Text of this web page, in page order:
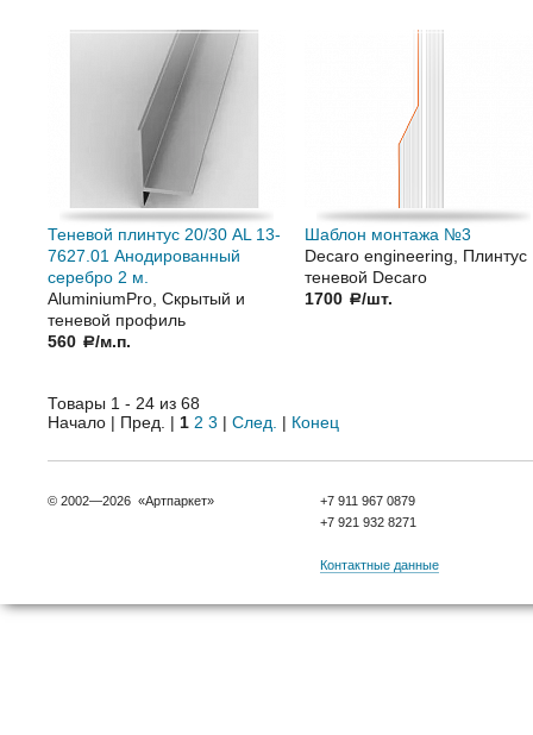
Теневой плинтус 20/30 AL 13-
7627.01 Анодированный
серебро 2 м.
AluminiumPro, Скрытый и
теневой профиль
560 a/м.п.
Шаблон монтажа №3
Decaro engineering, Плинтус
теневой Decaro
1700 a/шт.
Товары 1 - 24 из 68
Начало | Пред. | 1 2 3 | След. | Конец
© 2002—2026 «Артпаркет»
+7 911 967 0879
+7 921 932 8271
Контактные данные